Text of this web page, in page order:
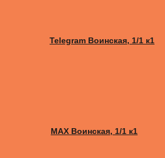
Telegram Воинская, 1/1 к1
MAX Воинская, 1/1 к1